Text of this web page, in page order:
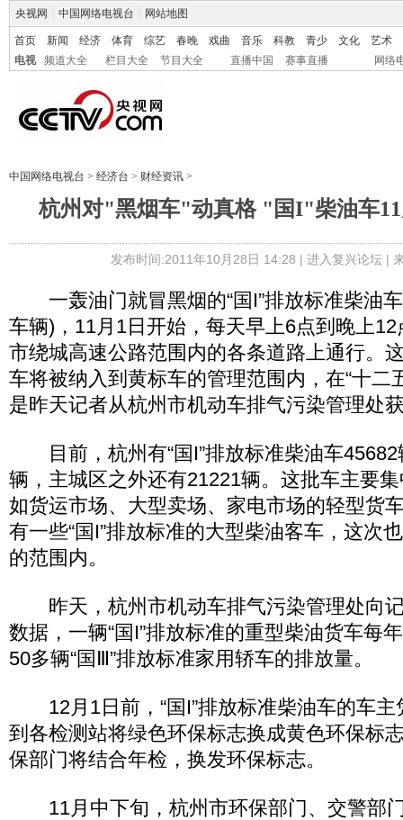
央视网 中国网络电视台 网站地图
首页 新闻 经济 体育 综艺 春晚 戏曲 音乐 科教 青少 文化
艺术
电视
频道大全 栏目大全 节目大全 直播中国 赛事直播 网络
中国网络电视台 > 经济台 > 财经资讯 >
杭州对"黑烟车"动真格 "国I"柴油车
发布时间:2011年10月28日 14:28 | 进入复兴论坛|
一轰油门就冒黑烟的“国I”排放标准柴油
车辆)，11月1日开始，每天早上6点到晚上
市绕城高速公路范围内的各条道路上通行。
车将被纳入到黄标车的管理范围内，在“十二
是昨天记者从杭州市机动车排气污染管理处
目前，杭州有“国I”排放标准柴油车45682
辆，主城区之外还有21221辆。这批车主要
如货运市场、大型卖场、家电市场的轻型货
有一些“国I”排放标准的大型柴油客车，这次
的范围内。
昨天，杭州市机动车排气污染管理处向
数据，一辆“国I”排放标准的重型柴油货车每
50多辆“国Ⅲ”排放标准家用轿车的排放量。
12月1日前，“国I”排放标准柴油车的车主
到各检测站将绿色环保标志换成黄色环保标
保部门将结合年检，换发环保标志。
11月中下旬，杭州市环保部门、交警部